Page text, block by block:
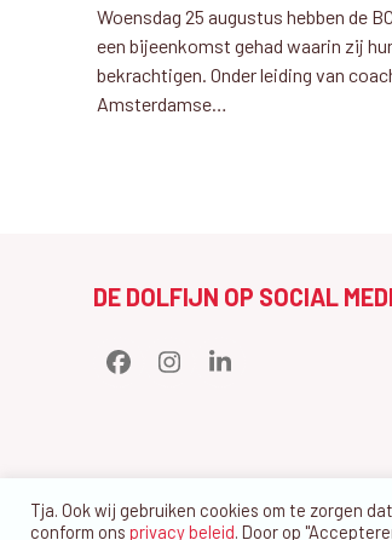
Woensdag 25 augustus hebben de
een bijeenkomst gehad waarin zij
bekrachtigen. Onder leiding van
Amsterdamse…
DE DOLFIJN OP SOCIAL
Facebook
InstagramLinkedIn
Tja. Ook wij gebruiken cookies om te zorgen
conform ons privacy beleid . Door op